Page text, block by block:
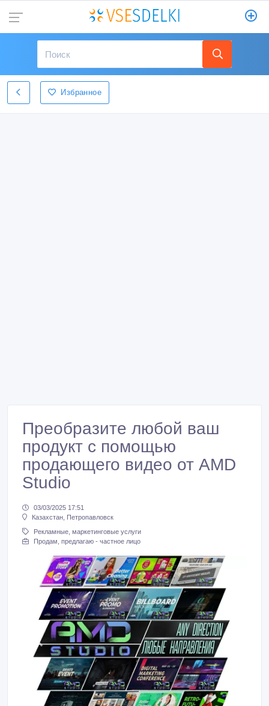
Избранное
Преобразите любой ваш
продукт с помощью
продающего видео от AMD
Studio
03/03/2025 17:51
Казахстан, Петропавловск
Рекламные, маркетинговые услуги
Продам, предлагаю - частное лицо